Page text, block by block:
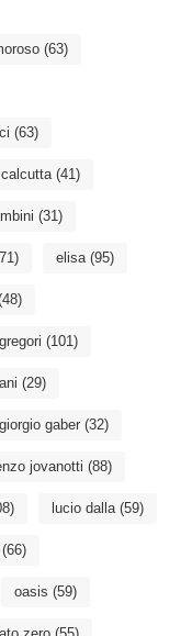
(63)
(63)
calcutta(41)
(31)
elisa(95)
(101)
(29)
giorgio gaber(32)
jovanotti (88)
lucio dalla(59)
oasis (59)